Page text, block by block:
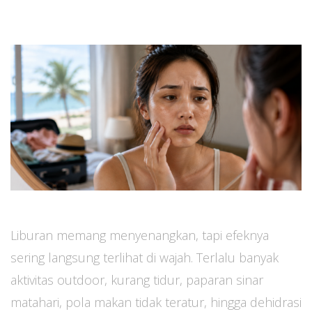
Liburan memang menyenangkan, tapi efeknya
sering langsung terlihat di wajah. Terlalu banyak
aktivitas outdoor, kurang tidur, paparan sinar
matahari, pola makan tidak teratur, hingga dehidrasi